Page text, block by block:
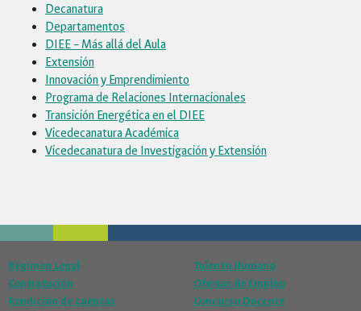
Decanatura
Departamentos
DIEE – Más allá del Aula
Extensión
Innovación y Emprendimiento
Programa de Relaciones Internacionales
Transición Energética en el DIEE
Vicedecanatura Académica
Vicedecanatura de Investigación y Extensión
Régimen Legal
Contratación
Rendición de cuentas
Talento Humano
Ofertas de Empleo
Concurso Docente